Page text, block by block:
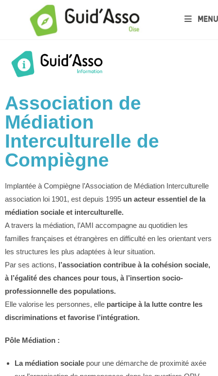
MENU
Association de
Médiation
Interculturelle de
Compiègne
Implantée à Compiègne l’Association de Médiation Interculturelle
association loi 1901, est depuis 1995 un acteur essentiel de la
médiation sociale et interculturelle.
A travers la médiation, l’AMI accompagne au quotidien les
familles françaises et étrangères en difficulté en les orientant vers
les structures les plus adaptées à leur situation.
Par ses actions, l’association contribue à la cohésion sociale,
à l’égalité des chances pour tous, à l’insertion socio-
professionnelle des populations.
Elle valorise les personnes, elle participe à la lutte contre les
discriminations et favorise l’intégration.
Pôle Médiation :
La médiation sociale pour une démarche de proximité axée